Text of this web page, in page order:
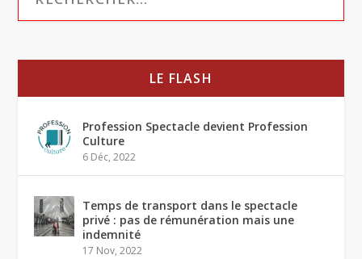
LE FLASH
Profession Spectacle devient Profession
Culture
6 Déc, 2022
Temps de transport dans le spectacle
privé : pas de rémunération mais une
indemnité
17 Nov, 2022